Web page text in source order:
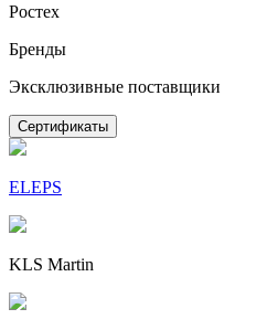
Ростех
Бренды
Эксклюзивные поставщики
Сертификаты
ELEPS
KLS Martin